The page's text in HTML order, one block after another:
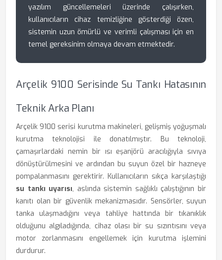
yazılım güncellemeleri üzerinde çalışırken,
kullanıcıların cihaz temizliğine gösterdiği özen,
sistemin uzun ömürlü ve verimli çalışması için en
temel gereksinim olmaya devam etmektedir.
Arçelik 9100 Serisinde Su Tankı Hatasının
Teknik Arka Planı
Arçelik 9100 serisi kurutma makineleri, gelişmiş yoğuşmalı
kurutma teknolojisi ile donatılmıştır. Bu teknoloji,
çamaşırlardaki nemin bir ısı eşanjörü aracılığıyla sıvıya
dönüştürülmesini ve ardından bu suyun özel bir hazneye
pompalanmasını gerektirir. Kullanıcıların sıkça karşılaştığı
su tankı uyarısı, aslında sistemin sağlıklı çalıştığının bir
kanıtı olan bir güvenlik mekanizmasıdır. Sensörler, suyun
tanka ulaşmadığını veya tahliye hattında bir tıkanıklık
olduğunu algıladığında, cihaz olası bir su sızıntısını veya
motor zorlanmasını engellemek için kurutma işlemini
durdurur.